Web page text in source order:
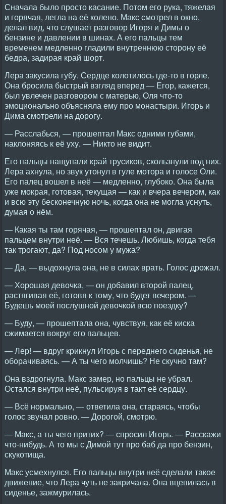
Сначала было просто касание. Потом его рука, тяжелая
и горячая, легла на её колено. Макс смотрел в окно,
делал вид, что слушает разговор Игоря и Димы о
бензине и давлении в шинах. А его пальцы тем
временем медленно гладили внутреннюю сторону её
бедра, задирая край шорт.
Лера закусила губу. Сердце колотилось где-то в горле.
Она бросила быстрый взгляд вперед — Егор, кажется,
был увлечен разговором с матерью, Оля что-то
эмоционально объясняла ему про монастыри. Игорь и
Дима смотрели на дорогу.
— Расслабься, — прошептал Макс одними губами,
наклоняясь к её уху. — Никто не видит.
Его пальцы нащупали край трусиков, скользнули под них.
Лера ахнула, но звук утонул в гуле мотора и голосе Оли.
Его палец вошел в неё — медленно, глубоко. Она была
уже мокрая, готовая, текущая — как и вчера вечером, как
и всю эту бесконечную ночь, когда она не могла уснуть,
думая о нём.
— Какая ты там горячая, — прошептал он, двигая
пальцем внутри неё. — Вся течешь. Любишь, когда тебя
так трогают, да? Под носом у мужа?
— Да, — выдохнула она, не в силах врать. Голос дрожал.
— Хорошая девочка, — он добавил второй палец,
растягивая её, готовя к тому, что будет вечером. —
Будешь моей послушной девочкой всю поездку?
— Буду, — прошептала она, чувствуя, как её киска
сжимается вокруг его пальцев.
— Лер! — вдруг крикнул Игорь с переднего сиденья, не
оборачиваясь. — А ты чего молчишь? Не скучно там?
Она вздрогнула. Макс замер, но пальцы не убрал.
Остался внутри неё, пульсируя в такт её сердцу.
— Всё нормально, — ответила она, стараясь, чтобы
голос звучал ровно. — Дорогой, смотрю.
— Макс, а ты чего притих? — спросил Игорь. — Расскажи
что-нибудь. А то мы с Димой тут про баб да про бензин,
скукотища.
Макс усмехнулся. Его пальцы внутри неё сделали такое
движение, что Лера чуть не закричала. Она вцепилась в
сиденье, зажмурилась.